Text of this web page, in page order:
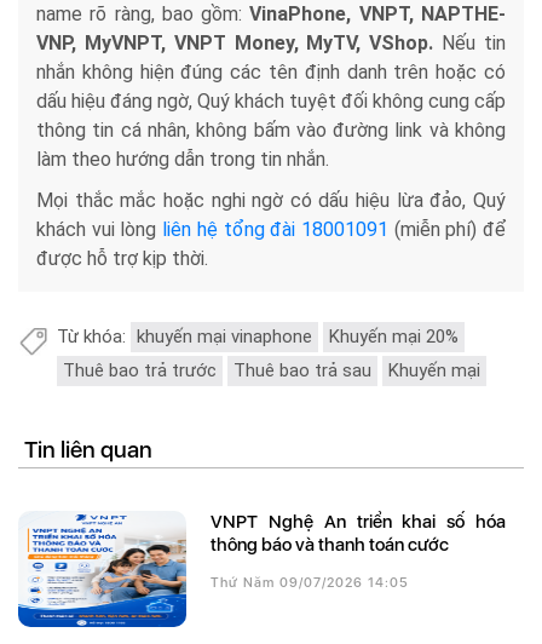
name rõ ràng, bao gồm:VinaPhone, VNPT, NAPTHE-
VNP, MyVNPT, VNPT Money, MyTV, VShop. Nếu tin
nhắn không hiện đúng các tên định danh trên hoặc có
dấu hiệu đáng ngờ, Quý khách tuyệt đối không cung cấp
thông tin cá nhân, không bấm vào đường link và không
làm theo hướng dẫn trong tin nhắn.
Mọi thắc mắc hoặc nghi ngờ có dấu hiệu lừa đảo, Quý
khách vui lòng liên hệ tổng đài 18001091 (miễn phí) để
được hỗ trợ kịp thời.
Từ khóa: khuyến mại vinaphone
Khuyến mại 20%
Thuê bao trả trước
Thuê bao trả sau Khuyến mại
Tin liên quan
VNPT Nghệ An triển khai số hóa
thông báo và thanh toán cước
Thứ Năm 09/07/2026 14:05